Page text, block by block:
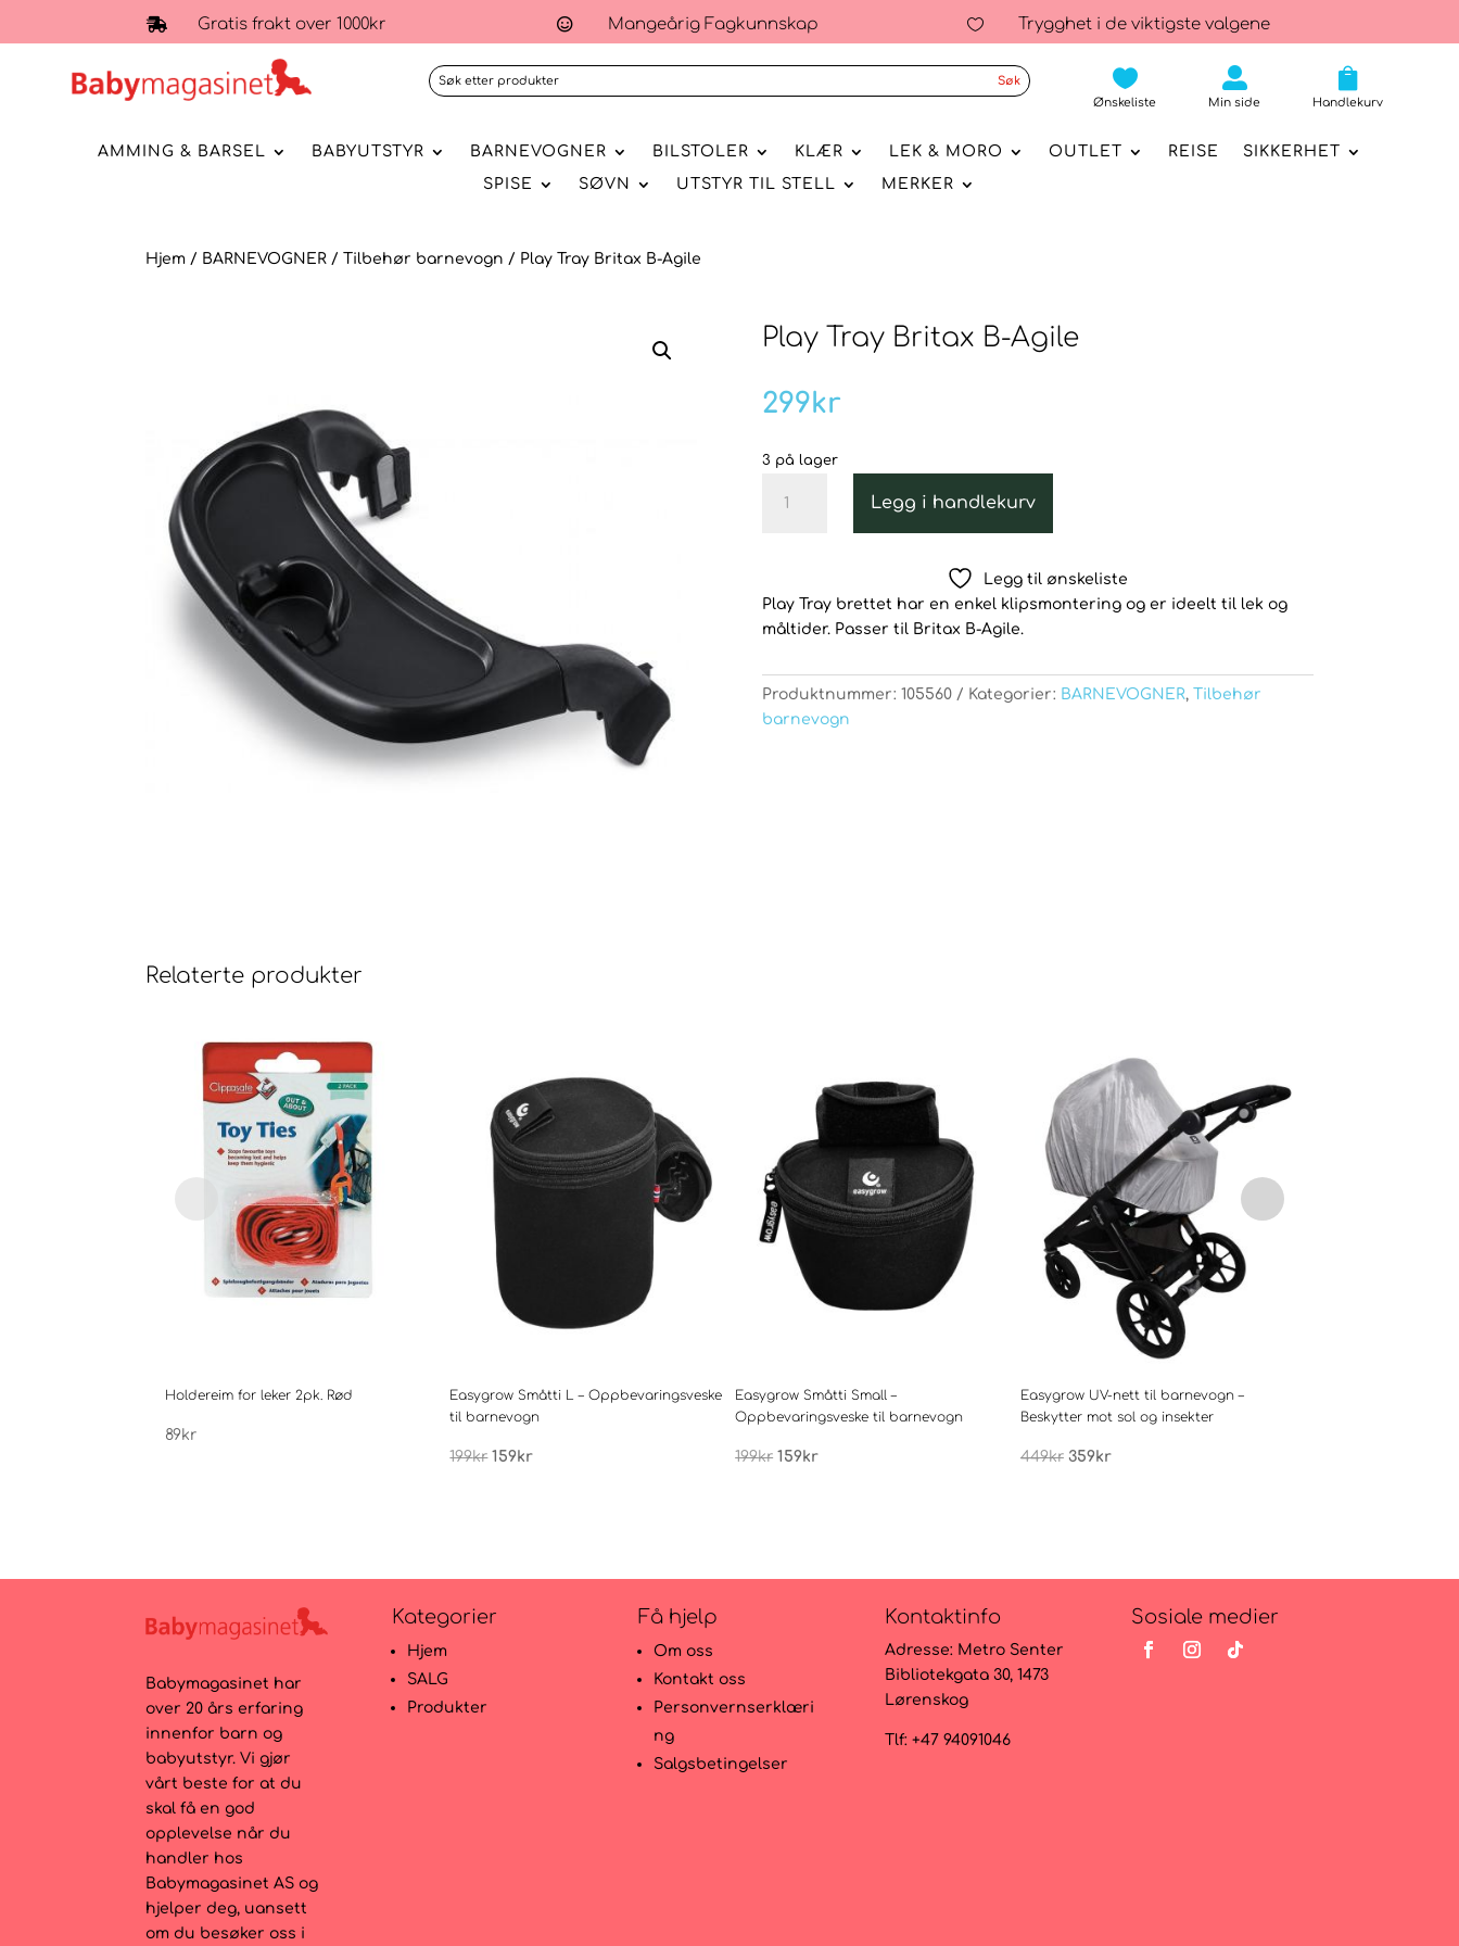
 Gratis frakt over 1000kr  Mangeårig Fagkunnskap  Trygghet i de viktigste valgene

Ønskeliste

Min side

Handlekurv
AMMING & BARSEL BABYUTSTYR BARNEVOGNER BILSTOLER KLÆR LEK & MORO OUTLET REISE
SIKKERHET
SPISE
SØVN UTSTYR TIL STELL MERKER
Hjem / BARNEVOGNER / Tilbehør barnevogn / Play Tray Britax B-Agile
Play Tray Britax B-Agile
299kr
3 på lager
Tray
antall
Legg i handlekurv
Legg til ønskeliste
Play Tray brettet har en enkel klipsmontering og er ideelt til lek og
måltider. Passer til Britax B-Agile.
Produktnummer: 105560 Kategorier: BARNEVOGNER, Tilbehør
barnevogn
Relaterte produkter
Holdereim for leker 2pk. Rød
89kr
Easygrow Småtti L – Oppbevaringsveske
til barnevogn
199kr Opprinnelig
159krNåværende
Easygrow Småtti Small –
Oppbevaringsveske til barnevogn
199kr Opprinnelig
159krNåværende
Easygrow UV-nett til barnevogn –
Beskytter mot sol og insekter
449kr Opprinnelig
359krNåværende
Babymagasinet har
over 20 års erfaring
innenfor barn og
babyutstyr. Vi gjør
vårt beste for at du
skal få en god
opplevelse når du
handler hos
Babymagasinet AS og
hjelper deg, uansett
om du besøker oss i
Kategorier
Hjem
SALG
Produkter
Få hjelp
Om oss
Kontakt oss
Personvernserklæri
ng
Salgsbetingelser
Kontaktinfo
Adresse: Metro Senter
Bibliotekgata 30, 1473
Lørenskog
Tlf: +47 94091046
Sosiale medier